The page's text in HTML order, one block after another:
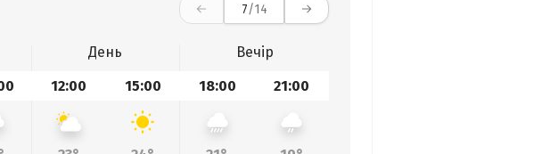
7/14
День
Вечір
12:00 15:00 18:00 21:00